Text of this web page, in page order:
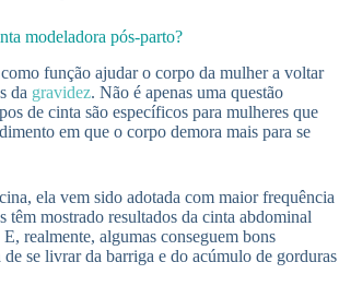
modeladora pós-parto?
função ajudar o corpo da mulher a voltar
da gravidez. Não é apenas uma questão
de cinta são específicos para mulheres que
em que o corpo demora mais para se
ela vem sido adotada com maior frequência
têm mostrado resultados da cinta abdominal
realmente, algumas conseguem bons
de se livrar da barriga e do acúmulo de gorduras